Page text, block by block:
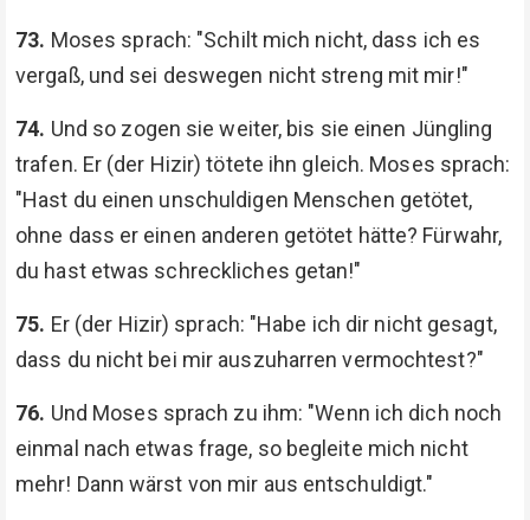
73. Moses sprach: "Schilt mich nicht, dass ich es
vergaß, und sei deswegen nicht streng mit mir!"
74. Und so zogen sie weiter, bis sie einen Jüngling
trafen. Er (der Hizir) tötete ihn gleich. Moses sprach:
"Hast du einen unschuldigen Menschen getötet,
ohne dass er einen anderen getötet hätte? Fürwahr,
du hast etwas schreckliches getan!"
75. Er (der Hizir) sprach: "Habe ich dir nicht gesagt,
dass du nicht bei mir auszuharren vermochtest?"
76. Und Moses sprach zu ihm: "Wenn ich dich noch
einmal nach etwas frage, so begleite mich nicht
mehr! Dann wärst von mir aus entschuldigt."